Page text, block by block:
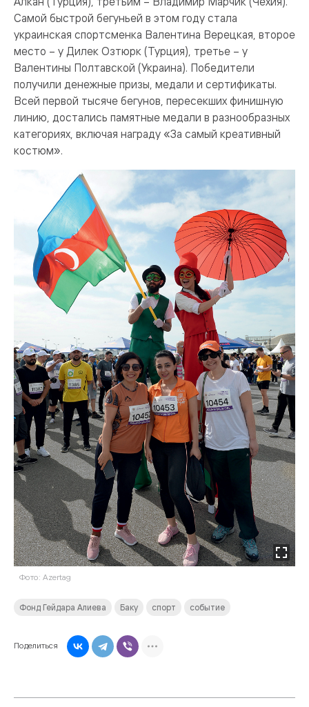
Самой быстрой бегуньей в этом году стала
украинская спортсменка Валентина Верецкая, второе
место – у Дилек Озтюрк (Турция), третье – у
Валентины Полтавской (Украина). Победители
получили денежные призы, медали и сертификаты.
Всей первой тысяче бегунов, пересекших финишную
линию, достались памятные медали в разнообразных
категориях, включая награду «За самый креативный
костюм».
Фото: Azertag
Фонд Гейдара Алиева Баку спорт событие
Поделиться